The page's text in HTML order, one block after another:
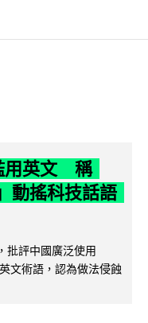
用英文 稱
動搖科技話語
批評中國廣泛使用
文術語，認為做法侵蝕